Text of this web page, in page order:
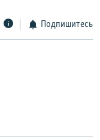
Подпишитесь